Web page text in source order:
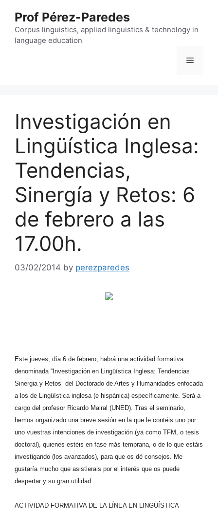
content
Prof Pérez-Paredes
Corpus linguistics, applied linguistics & technology in
language education
Menu
Investigación en
Lingüística Inglesa:
Tendencias,
Sinergía y Retos: 6
de febrero a las
17.00h.
03/02/2014 by perezparedes
Este jueves, día 6 de febrero, habrá una actividad formativa
denominada “Investigación en Lingüística Inglesa: Tendencias
Sinergia y Retos” del Doctorado de Artes y Humanidades enfocada
a los de Lingüística inglesa (e hispánica) específicamente. Será a
cargo del profesor Ricardo Mairal (UNED). Tras el seminario,
hemos organizado una breve sesión en la que le contéis uno por
uno vuestras intenciones de investigación (ya como TFM, o tesis
doctoral), quienes estéis en fase más temprana, o de lo que estáis
investigando (los avanzados), para que os dé consejos. Me
gustaría mucho que asistierais por el interés que os puede
despertar y su gran utilidad.
ACTIVIDAD FORMATIVA DE LA LÍNEA EN LINGÜÍSTICA